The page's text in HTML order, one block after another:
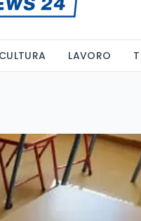
CULTURA LAVORO